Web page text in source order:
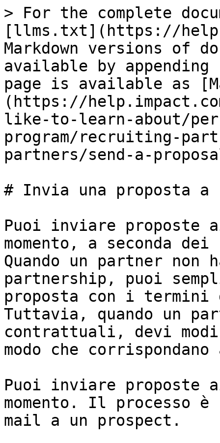
> For the complete
[llms.txt](https://
Markdown versions of
available by
page is available as
(https://
like-to-learn-about/
program/recruiting-
partners/send-a-
# Invia una proposta a
Puoi inviare proposte
momento, a seconda
Quando un partner
partnership, puoi
proposta con i termini
Tuttavia, quando un
contrattuali, devi
modo che
Puoi inviare proposte
momento. Il
mail a un prospect.